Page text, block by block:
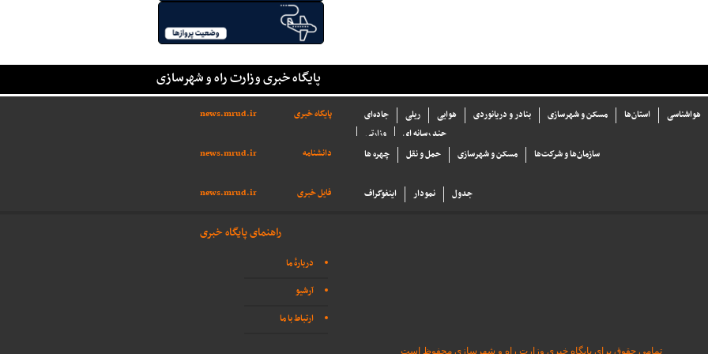
پایگاه خبری وزارت راه و شهرسازی
پایگاه خبری news.mrud.ir جاده‌ای ریلی هوایی بنادر و دریانوردی مسکن و شهرسازی استان‌ها
هواشناسی
وزارتی
چند رسانه ای
دانشنامه
news.mrud.ir چهره ها حمل و نقل مسکن و شهرسازی سازما‌ن‌ها و شركت‌ها
فایل خبری news.mrud.ir اینفوگراف نمودار جدول
راهنمای پایگاه خبری
دربارهٔ ما
آرشیو
ارتباط با ما
تمامی حقوق برای پایگاه خبری وزارت راه و شهرسازی محفوظ است